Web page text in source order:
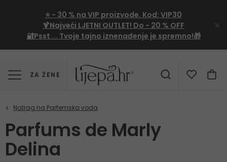
⭐ - 30 % na VIP proizvode. Kod: VIP30
🍹Najveći LJETNI OUTLET! Do - 20 % OFF
🔐Psst ... Tvoje tajno iznenađenje je spremno!🎁
ZA ŽENE
Parfums de Marly
Delina